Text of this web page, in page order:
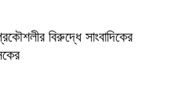
বিরুদ্ধে সাংবাদিকের